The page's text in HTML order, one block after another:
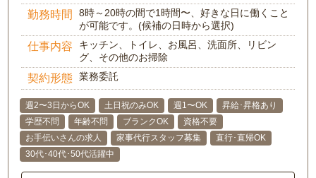
勤務時間
8時～20時の間で1時間〜、好きな日に働くこと
が可能です。(候補の日時から選択)
仕事内容
キッチン、トイレ、お風呂、洗面所、リビン
グ、その他のお掃除
契約形態 業務委託
週2〜3日からOK 土日祝のみOK 週1〜OK
昇給･昇格あり
学歴不問
年齢不問 ブランクOK
資格不要
お手伝いさんの求人
家事代行スタッフ募集
直行･直帰OK
30代･40代･50代活躍中